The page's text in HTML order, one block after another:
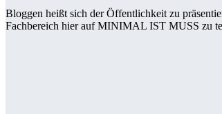
Bloggen heißt sich der Öffentlichkeit zu
Fachbereich hier auf MINIMAL IST MUSS zu